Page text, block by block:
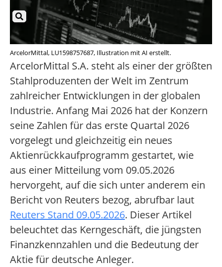
ArcelorMittal, LU1598757687, Illustration mit AI erstellt.
ArcelorMittal S.A. steht als einer der größten
Stahlproduzenten der Welt im Zentrum
zahlreicher Entwicklungen in der globalen
Industrie. Anfang Mai 2026 hat der Konzern
seine Zahlen für das erste Quartal 2026
vorgelegt und gleichzeitig ein neues
Aktienrückkaufprogramm gestartet, wie
aus einer Mitteilung vom 09.05.2026
hervorgeht, auf die sich unter anderem ein
Bericht von Reuters bezog, abrufbar laut
Reuters Stand 09.05.2026. Dieser Artikel
beleuchtet das Kerngeschäft, die jüngsten
Finanzkennzahlen und die Bedeutung der
Aktie für deutsche Anleger.